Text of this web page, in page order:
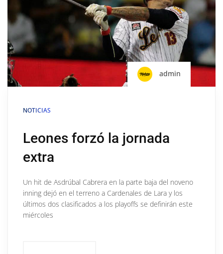
admin
NOTICIAS
Leones forzó la jornada
extra
Un hit de Asdrúbal Cabrera en la parte baja del noveno
inning dejó en el terreno a Cardenales de Lara y los
últimos dos clasificados a los playoffs se definirán este
miércoles